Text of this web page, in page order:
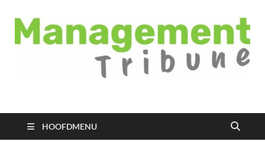
Managementtribune
HOOFDMENU